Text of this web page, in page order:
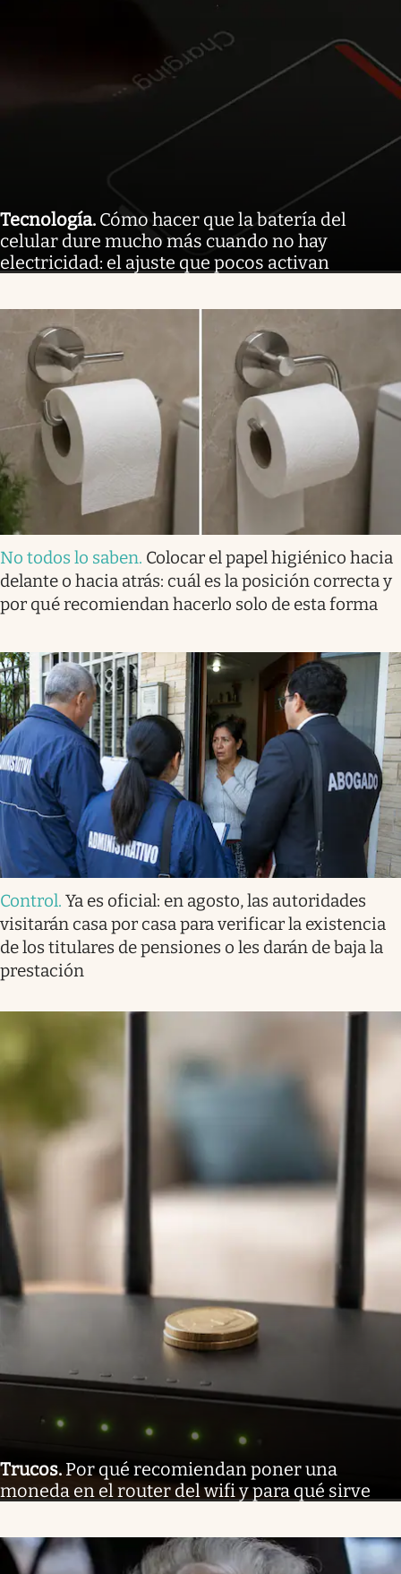
Tecnología. Cómo hacer que la batería del
celular dure mucho más cuando no hay
electricidad: el ajuste que pocos activan
No todos lo saben. Colocar el papel higiénico hacia
delante o hacia atrás: cuál es la posición correcta y
por qué recomiendan hacerlo solo de esta forma
Control. Ya es oficial: en agosto, las autoridades
visitarán casa por casa para verificar la existencia
de los titulares de pensiones o les darán de baja la
prestación
Trucos.Por qué recomiendan poner una
moneda en el router del wifi y para qué sirve